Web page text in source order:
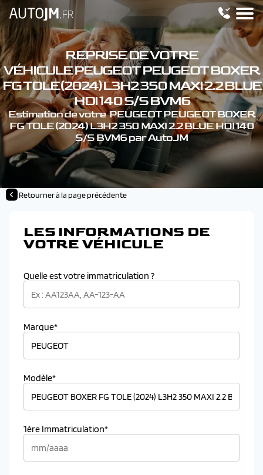
REPRISE DE VOTRE
VÉHICULE PEUGEOT PEUGEOT BOXER
FG TOLE (2024) L3H2 350 MAXI 2.2 BLUE
HDI 140 S/S BVM6
Estimation de votre PEUGEOT PEUGEOT BOXER
FG TOLE (2024) L3H2 350 MAXI 2.2 BLUE HDI 140
S/S BVM6 par AutoJM
Retourner à la page précédente
LES INFORMATIONS DE
VOTRE VÉHICULE
Quelle est votre immatriculation ?
Marque*
Modèle*
1ère Immatriculation*